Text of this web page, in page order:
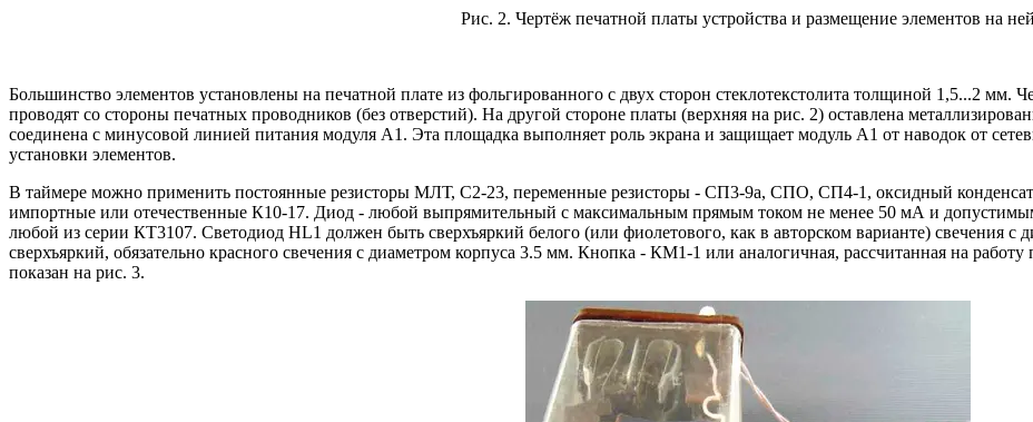
Рис. 2. Чертёж печатной платы устройства и размещение элементов на ней
Большинство элементов установлены на печатной плате из фольгированного с двух сторон стеклотекстолита толщиной 1,5...2 мм.
проводят со стороны печатных проводников (без отверстий). На другой стороне платы (верхняя на рис. 2) оставлена
соединена с минусовой линией питания модуля А1. Эта площадка выполняет роль экрана и защищает модуль А1 от наводок от
установки элементов.
В таймере можно применить постоянные резисторы МЛТ, С2-23, переменные резисторы - СП3-9а, СПО, СП4-1, оксидный
импортные или отечественные К10-17. Диод - любой выпрямительный с максимальным прямым током не менее 50 мА и
любой из серии КТ3107. Светодиод HL1 должен быть сверхъяркий белого (или фиолетового, как в авторском варианте) свечения с
сверхъяркий, обязательно красного свечения с диаметром корпуса 3.5 мм. Кнопка - КМ1-1 или аналогичная, рассчитанная на
показан на рис. 3.